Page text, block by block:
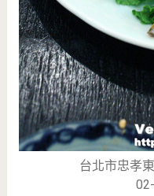
台北市忠孝